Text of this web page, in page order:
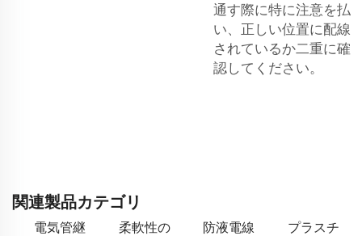
通す際に特に注意を払
い、正しい位置に配線
されているか二重に確
認してください。
関連製品カテゴリ
電気管継
柔軟性の
防液電線
プラスチ